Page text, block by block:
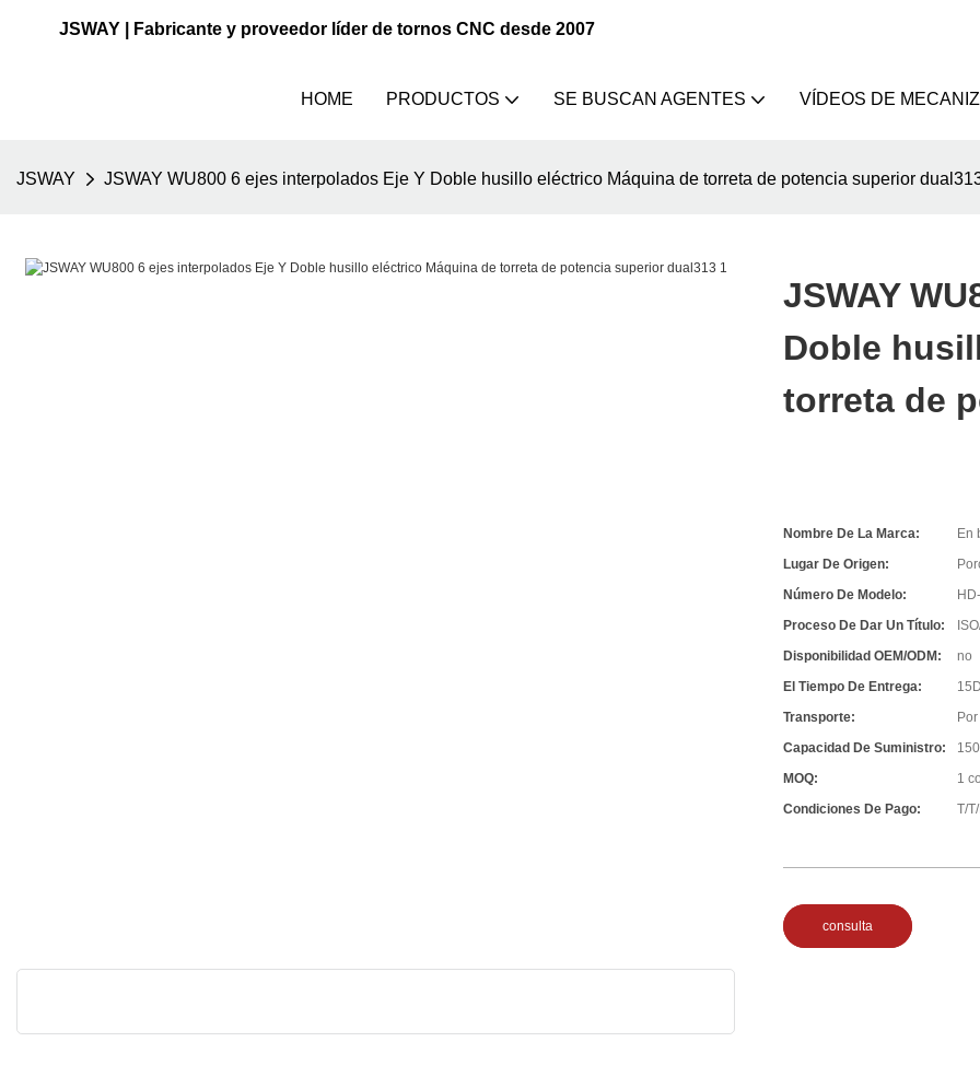
JSWAY | Fabricante y proveedor líder de tornos CNC desde 2007
HOME PRODUCTOS SE BUSCAN AGENTES VÍDEOS DE
JSWAY JSWAY WU800 6 ejes interpolados Eje Y Doble husillo eléctrico Máquina de torreta de potencia superior
JSWAY
Doble
torreta de
Nombre De La Marca:
En
Lugar De Origen:
Número De Modelo:
Proceso De Dar Un Título:
Disponibilidad OEM/ODM:
no
El Tiempo De Entrega:
Transporte:
Capacidad De Suministro:
MOQ:
1
Condiciones De Pago:
T/
consulta